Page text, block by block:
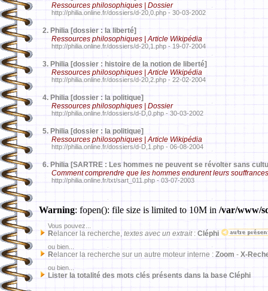
Ressources philosophiques | Dossier
http://philia.online.fr/dossiers/d-20,0.php - 30-03-2002
2. Philia [dossier : la liberté]
Ressources philosophiques | Article Wikipédia
http://philia.online.fr/dossiers/d-20,1.php - 19-07-2004
3. Philia [dossier : histoire de la notion de liberté]
Ressources philosophiques | Article Wikipédia
http://philia.online.fr/dossiers/d-20,2.php - 22-02-2004
4. Philia [dossier : la politique]
Ressources philosophiques | Dossier
http://philia.online.fr/dossiers/d-D,0.php - 30-03-2002
5. Philia [dossier : la politique]
Ressources philosophiques | Article Wikipédia
http://philia.online.fr/dossiers/d-D,1.php - 06-08-2004
6. Philia [SARTRE : Les hommes ne peuvent se révolter sans
Comment comprendre que les hommes endurent leurs
http://philia.online.fr/txt/sart_011.php - 03-07-2003
Warning: fopen(): file size is limited to 10M in /var/www/
Vous pouvez...
Relancer la recherche, textes avec un extrait: Cléphi
ou bien...
Relancer la recherche sur un autre moteur interne : Zoom - X-
ou bien...
Lister la totalité des mots clés présents dans la base Cléphi